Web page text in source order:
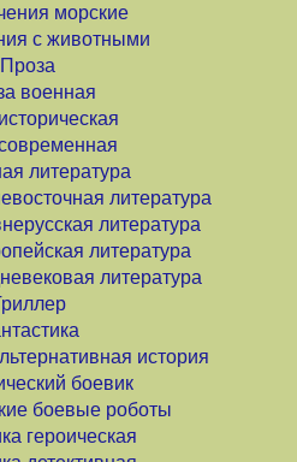
морские
с животными
Проза
военная
литература
литература
литература
литература
литература
история
боевик
боевые роботы
героическая